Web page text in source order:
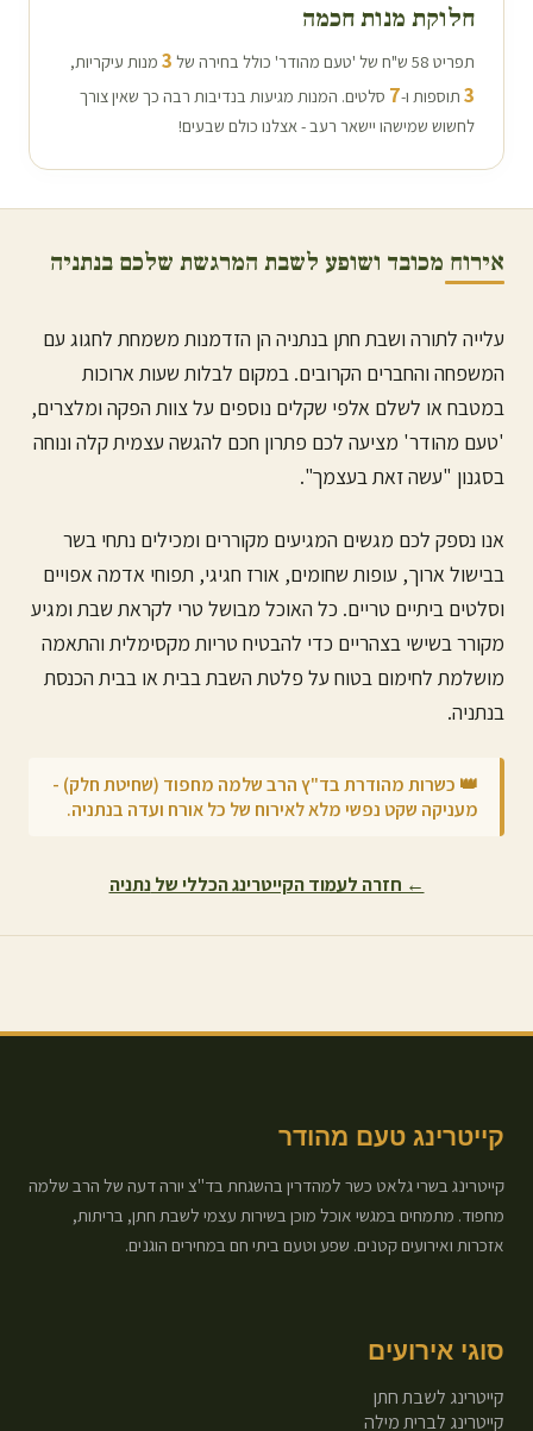
חלוקת מנות חכמה
תפריט 58 ש"ח של 'טעם מהודר' כולל בחירה של 3 מנות עיקריות,
3 תוספות ו-7 סלטים. המנות מגיעות בנדיבות רבה כך שאין צורך
לחשוש שמישהו יישאר רעב - אצלנו כולם שבעים!
אירוח מכובד ושופע לשבת המרגשת שלכם בנתניה
עלייה לתורה ושבת חתן בנתניה הן הזדמנות משמחת לחגוג עם
המשפחה והחברים הקרובים. במקום לבלות שעות ארוכות
במטבח או לשלם אלפי שקלים נוספים על צוות הפקה ומלצרים,
'טעם מהודר' מציעה לכם פתרון חכם להגשה עצמית קלה ונוחה
בסגנון "עשה זאת בעצמך".
אנו נספק לכם מגשים המגיעים מקוררים ומכילים נתחי בשר
בבישול ארוך, עופות שחומים, אורז חגיגי, תפוחי אדמה אפויים
וסלטים ביתיים טריים. כל האוכל מבושל טרי לקראת שבת ומגיע
מקורר בשישי בצהריים כדי להבטיח טריות מקסימלית והתאמה
מושלמת לחימום בטוח על פלטת השבת בבית או בבית הכנסת
בנתניה.
👑 כשרות מהודרת בד"ץ הרב שלמה מחפוד (שחיטת חלק) -
מעניקה שקט נפשי מלא לאירוח של כל אורח ועדה בנתניה.
← חזרה לעמוד הקייטרינג הכללי שלנתניה
קייטרינג טעם מהודר
קייטרינג בשרי גלאט כשר למהדרין בהשגחת בד"צ יורה דעה של הרב שלמה
מחפוד. מתמחים במגשי אוכל מוכן בשירות עצמי לשבת חתן, בריתות,
אזכרות ואירועים קטנים. שפע וטעם ביתי חם במחירים הוגנים.
סוגי אירועים
קייטרינג לשבת חתן
קייטרינג לברית מילה